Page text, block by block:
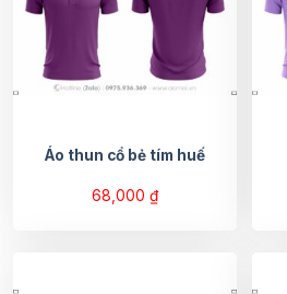
Áo thun cổ bẻ tím huế
68,000 ₫